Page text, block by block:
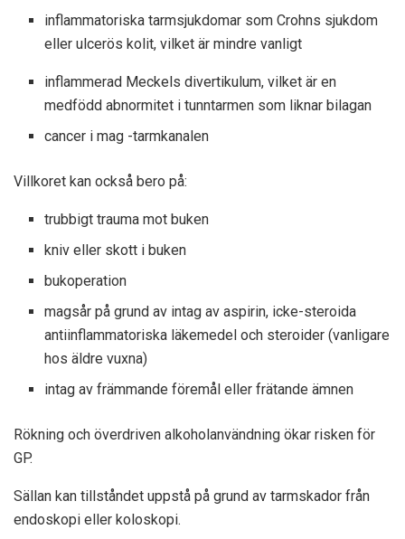
inflammatoriska tarmsjukdomar som Crohns sjukdom
eller ulcerös kolit, vilket är mindre vanligt
inflammerad Meckels divertikulum, vilket är en
medfödd abnormitet i tunntarmen som liknar bilagan
cancer i mag -tarmkanalen
Villkoret kan också bero på:
trubbigt trauma mot buken
kniv eller skott i buken
bukoperation
magsår på grund av intag av aspirin, icke-steroida
antiinflammatoriska läkemedel och steroider (vanligare
hos äldre vuxna)
intag av främmande föremål eller frätande ämnen
Rökning och överdriven alkoholanvändning ökar risken för
GP.
Sällan kan tillståndet uppstå på grund av tarmskador från
endoskopi eller koloskopi.